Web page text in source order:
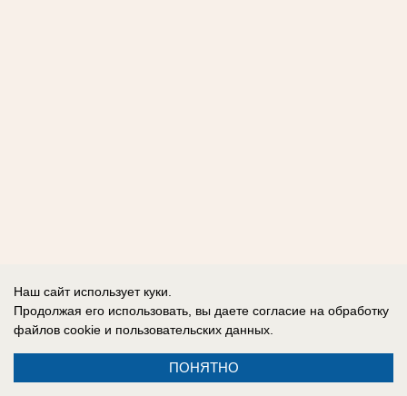
Наш сайт использует куки.
Продолжая его использовать, вы даете согласие на обработку
файлов cookie и пользовательских данных.
ПОНЯТНО